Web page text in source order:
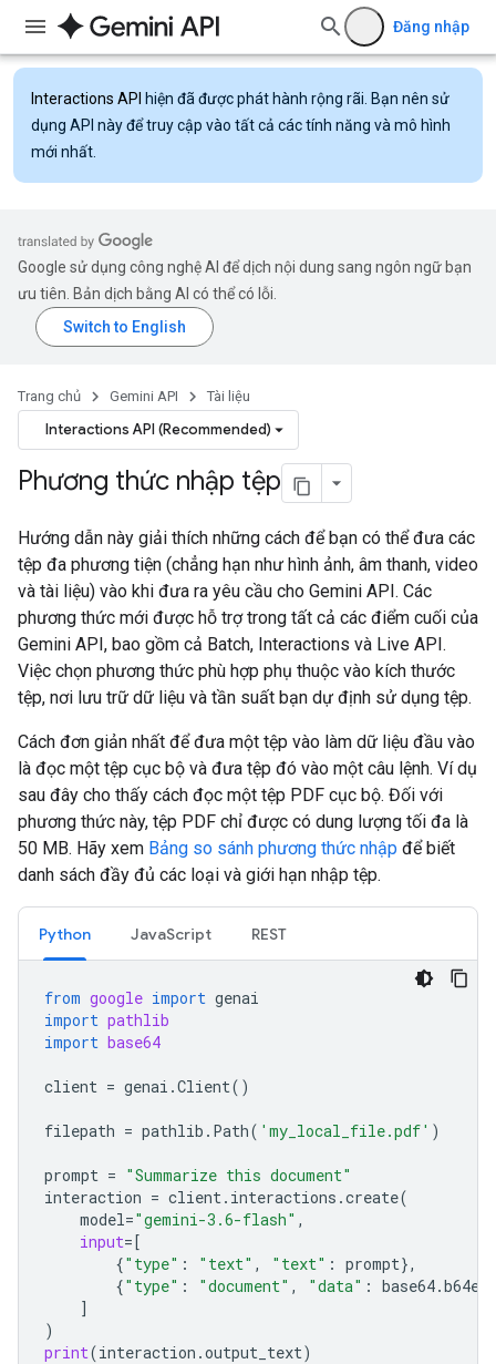
Đăng nhập
Interactions API hiện đã được phát hành rộng rãi. Bạn nên sử
dụng API này để truy cập vào tất cả các tính năng và mô hình
mới nhất.
Google sử dụng công nghệ AI để dịch nội dung sang ngôn ngữ bạn
ưu tiên. Bản dịch bằng AI có thể có lỗi.
Trang chủ Gemini API Tài liệu
Interactions API (Recommended)
Phương thức nhập tệp
Hướng dẫn này giải thích những cách để bạn có thể đưa các
tệp đa phương tiện (chẳng hạn như hình ảnh, âm thanh, video
và tài liệu) vào khi đưa ra yêu cầu cho Gemini API. Các
phương thức mới được hỗ trợ trong tất cả các điểm cuối của
Gemini API, bao gồm cả Batch, Interactions và Live API.
Việc chọn phương thức phù hợp phụ thuộc vào kích thước
tệp, nơi lưu trữ dữ liệu và tần suất bạn dự định sử dụng tệp.
Cách đơn giản nhất để đưa một tệp vào làm dữ liệu đầu vào
là đọc một tệp cục bộ và đưa tệp đó vào một câu lệnh. Ví dụ
sau đây cho thấy cách đọc một tệp PDF cục bộ. Đối với
phương thức này, tệp PDF chỉ được có dung lượng tối đa là
50 MB. Hãy xem Bảng so sánh phương thức nhập để biết
danh sách đầy đủ các loại và giới hạn nhập tệp.
Python JavaScript REST
from google import genai
import pathlib
import base64
client = genai .Client()
filepath = pathlib . Path( 'my_local_file.pdf' )
prompt = "Summarize this document"
interaction = client. interactions .create(
model="gemini-3.6-flash" ,
input=[
{"type" : "text" , "text" : prompt},
{"type" : "document" , "data" : base64.
]
)
print(interaction .output_text)